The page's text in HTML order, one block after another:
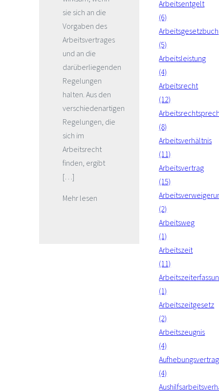
sie sich an die
Vorgaben des
Arbeitsvertrages
und an die
darüberliegenden
Regelungen
halten. Aus den
verschiedenartigen
Regelungen, die
sich im
Arbeitsrecht
finden, ergibt
[…]
Mehr lesen
Arbeitsentgelt
(6)
Arbeitsgesetzbuch
(5)
Arbeitsleistung
(4)
Arbeitsrecht
(12)
(8)
Arbeitsverhältnis
(11)
Arbeitsvertrag
(15)
(2)
Arbeitsweg
(1)
Arbeitszeit
(11)
(1)
Arbeitszeitgesetz
(2)
Arbeitszeugnis
(4)
Aufhebungsvertrag
(4)